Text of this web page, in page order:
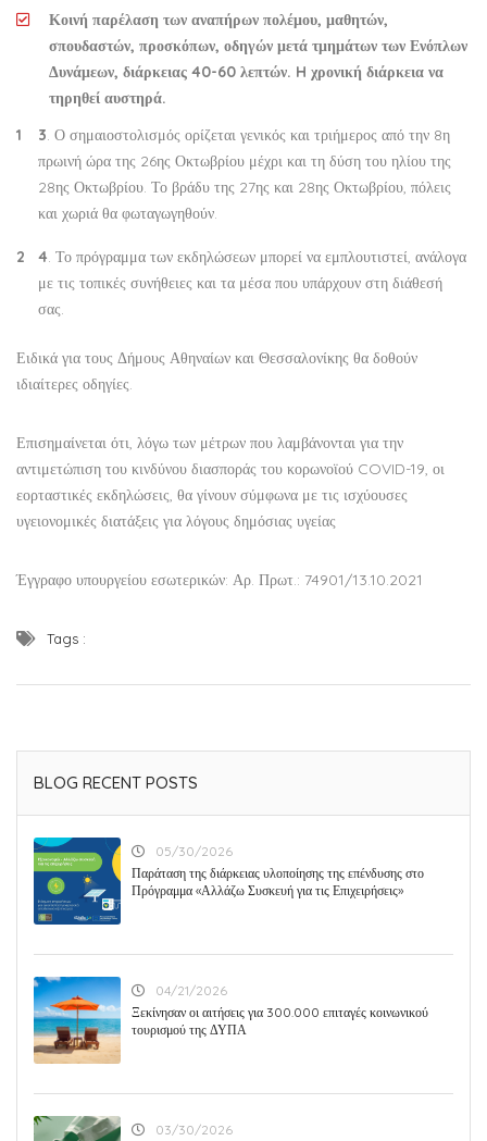
Κοινή παρέλαση των αναπήρων πολέμου, μαθητών,
σπουδαστών, προσκόπων, οδηγών μετά τμημάτων των Ενόπλων
Δυνάμεων, διάρκειας 40-60 λεπτών. H χρονική διάρκεια να
τηρηθεί αυστηρά.
3. Ο σημαιοστολισμός ορίζεται γενικός και τριήμερος από την 8η
πρωινή ώρα της 26ης Οκτωβρίου μέχρι και τη δύση του ηλίου της
28ης Οκτωβρίου. Το βράδυ της 27ης και 28ης Οκτωβρίου, πόλεις
και χωριά θα φωταγωγηθούν.
4. Το πρόγραμμα των εκδηλώσεων μπορεί να εμπλουτιστεί, ανάλογα
με τις τοπικές συνήθειες και τα μέσα που υπάρχουν στη διάθεσή
σας.
Ειδικά για τους Δήμους Αθηναίων και Θεσσαλονίκης θα δοθούν
ιδιαίτερες οδηγίες.
Επισημαίνεται ότι, λόγω των μέτρων που λαμβάνονται για την
αντιμετώπιση του κινδύνου διασποράς του κορωνοϊού COVID-19, οι
εορταστικές εκδηλώσεις, θα γίνουν σύμφωνα με τις ισχύουσες
υγειονομικές διατάξεις για λόγους δημόσιας υγείας
Έγγραφο υπουργείου εσωτερικών: Αρ. Πρωτ.: 74901/13.10.2021
Tags :
BLOG RECENT POSTS
05/30/2026
Παράταση της διάρκειας υλοποίησης της επένδυσης στο
Πρόγραμμα «Αλλάζω Συσκευή για τις Επιχειρήσεις»
04/21/2026
Ξεκίνησαν οι αιτήσεις για 300.000 επιταγές κοινωνικού
τουρισμού της ΔΥΠΑ
03/30/2026